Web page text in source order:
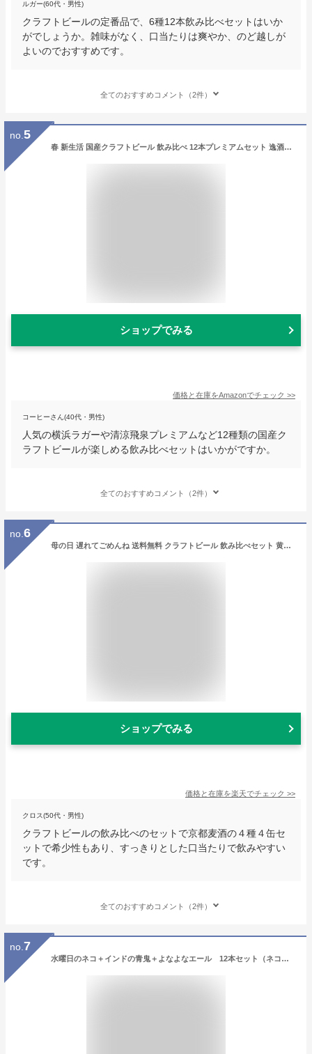
ルガー(60代・男性)
クラフトビールの定番品で、6種12本飲み比べセットはいか
がでしょうか。雑味がなく、口当たりは爽やか、のど越しが
よいのでおすすめです。
全てのおすすめコメント（2件）
no. 5
春 新生活 国産クラフトビール 飲み比べ 12本プレミアムセット 逸酒創伝オリジナル 缶 ビール ギフト 贈答 誕生日 お年賀 御年賀 ビール 新生活
ショップでみる
価格と在庫をAmazonでチェック >>
コーヒーさん(40代・男性)
人気の横浜ラガーや清涼飛泉プレミアムなど12種類の国産ク
ラフトビールが楽しめる飲み比べセットはいかがですか。
全てのおすすめコメント（2件）
no. 6
母の日 遅れてごめんね 送料無料 クラフトビール 飲み比べセット 黄桜公式 京都麦酒4種4缶セット 350ml 4本 詰め合わせ ビール ギフト 誕生日 プレゼント 地ビール ご当地ビール お酒 缶ビール 内祝い 出産内祝い 結婚内祝い お祝い お誕生日 プレゼント
ショップでみる
価格と在庫を楽天でチェック >>
クロス(50代・男性)
クラフトビールの飲み比べのセットで京都麦酒の４種４缶セ
ットで希少性もあり、すっきりとした口当たりで飲みやすい
です。
全てのおすすめコメント（2件）
no. 7
水曜日のネコ＋インドの青鬼＋よなよなエール 12本セット（ネコポス・宅急便コンパクト不可）